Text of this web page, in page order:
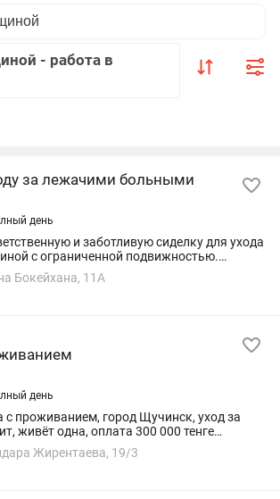
- работа в
за лежачими больными
день
и заботливую сиделку для ухода
с ограниченной подвижностью.
за бабушкой в течение дня; • смена
гигиенических...
Бокейхана, 11А
день
с проживанием, город Щучинск, уход за
живёт одна, оплата 300 000 тенге
жасайтын, айел адам, Щучинск
жасы 71 де,...
Жирентаева, 19/3